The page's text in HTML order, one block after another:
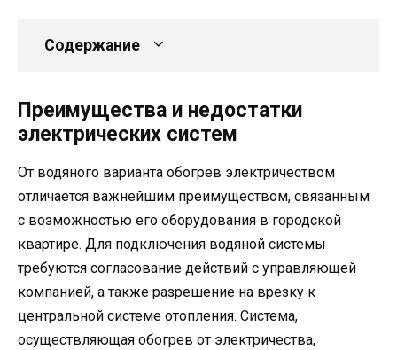
Содержание
Преимущества и недостатки
электрических систем
От водяного варианта обогрев электричеством
отличается важнейшим преимуществом, связанным
с возможностью его оборудования в городской
квартире. Для подключения водяной системы
требуются согласование действий с управляющей
компанией, а также разрешение на врезку к
центральной системе отопления. Система,
осуществляющая обогрев от электричества,